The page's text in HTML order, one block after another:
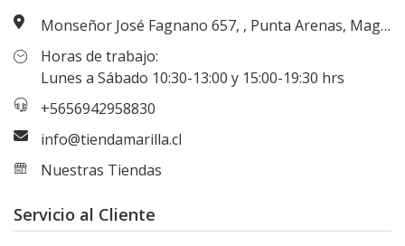
Monseñor José Fagnano 657, , Punta Arenas, Magallanes, Chile
Horas de trabajo:
Lunes a Sábado 10:30-13:00 y 15:00-19:30 hrs
+5656942958830
info@tiendamarilla.cl
Nuestras Tiendas
Servicio al Cliente